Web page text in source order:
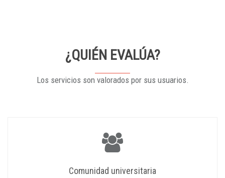
¿QUIÉN EVALÚA?
Los servicios son valorados por sus usuarios.
Comunidad universitaria